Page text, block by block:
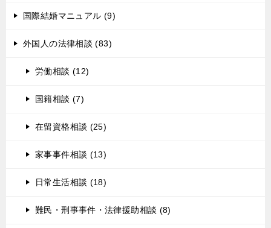
国際結婚マニュアル (9)
外国人の法律相談 (83)
労働相談 (12)
国籍相談 (7)
在留資格相談 (25)
家事事件相談 (13)
日常生活相談 (18)
難民・刑事事件・法律援助相談 (8)